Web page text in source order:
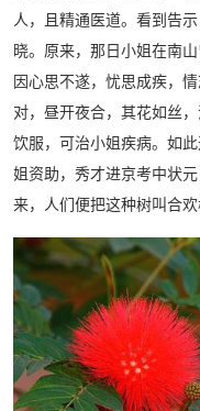
人，且精通医道。看到告
晓。原来，那日小姐在南
因心思不遂，忧思成疾，
对，昼开夜合，其花如丝
饮服，可治小姐疾病。如
姐资助，秀才进京考中状
来，人们便把这种树叫合欢